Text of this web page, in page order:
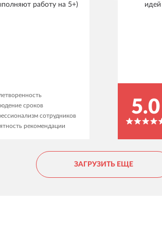
работу на 5+)
сроков
сотрудников
рекомендации
5.0
ЗАГРУЗИТЬ ЕЩЕ